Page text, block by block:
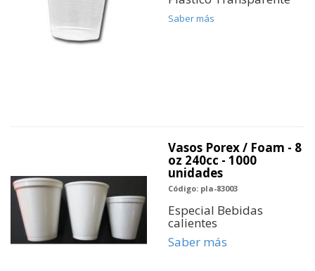
Saber más
Vasos Porex / Foam - 8
oz 240cc - 1000
unidades
Código: pla-83003
Especial Bebidas
calientes
Saber más